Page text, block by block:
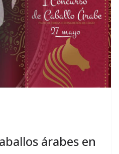
árabes en